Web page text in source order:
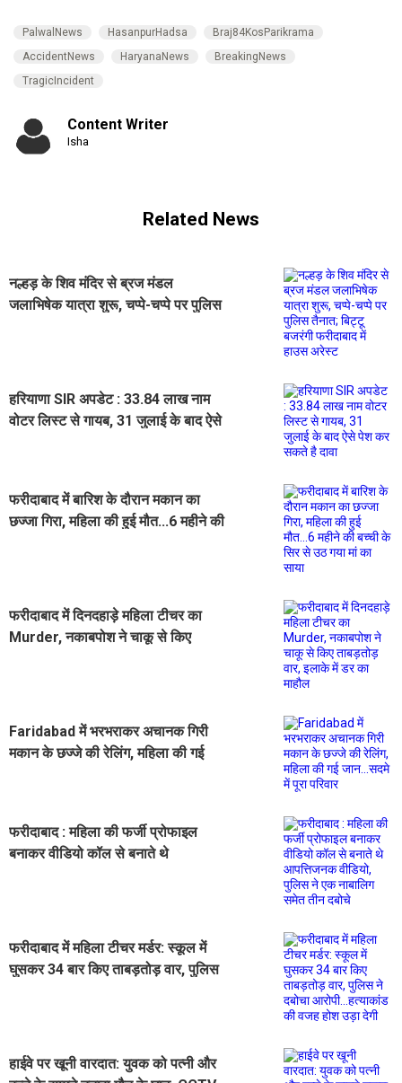
PalwalNews HasanpurHadsa
Braj84KosParikrama
AccidentNews
HaryanaNews
BreakingNews
TragicIncident
Content Writer
Isha
Related News
नल्हड़ के शिव मंदिर से ब्रज मंडल
जलाभिषेक यात्रा शुरू, चप्पे-चप्पे पर पुलिस
हरियाणा SIR अपडेट : 33.84 लाख नाम
वोटर लिस्ट से गायब, 31 जुलाई के बाद ऐसे
फरीदाबाद में बारिश के दौरान मकान का
छज्जा गिरा, महिला की हुई मौत...6 महीने की
फरीदाबाद में दिनदहाड़े महिला टीचर का
Murder, नकाबपोश ने चाकू से किए
Faridabad में भरभराकर अचानक गिरी
मकान के छज्जे की रेलिंग, महिला की गई
फरीदाबाद : महिला की फर्जी प्रोफाइल
बनाकर वीडियो कॉल से बनाते थे
फरीदाबाद में महिला टीचर मर्डर: स्कूल में
घुसकर 34 बार किए ताबड़तोड़ वार, पुलिस
हाईवे पर खूनी वारदात: युवक को पत्नी और